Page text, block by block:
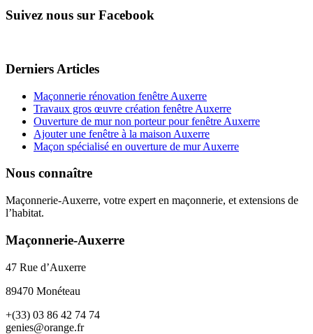
Suivez nous sur Facebook
Derniers Articles
Maçonnerie rénovation fenêtre Auxerre
Travaux gros œuvre création fenêtre Auxerre
Ouverture de mur non porteur pour fenêtre Auxerre
Ajouter une fenêtre à la maison Auxerre
Maçon spécialisé en ouverture de mur Auxerre
Nous connaître
Maçonnerie-Auxerre, votre expert en maçonnerie, et extensions de
l’habitat.
Maçonnerie-Auxerre
47 Rue d’Auxerre
89470 Monéteau
+(33) 03 86 42 74 74
genies@orange.fr